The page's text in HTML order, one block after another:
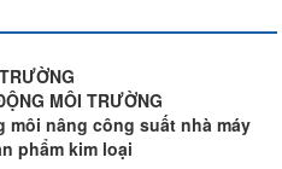
MÔI TRƯỜNG
môi nâng công suất nhà máy
phẩm kim loại